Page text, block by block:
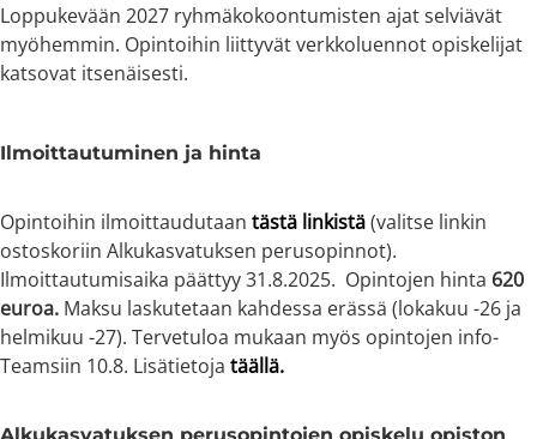
Loppukevään 2027 ryhmäkokoontumisten ajat selviävät
myöhemmin. Opintoihin liittyvät verkkoluennot opiskelijat
katsovat itsenäisesti.
Ilmoittautuminen ja hinta
Opintoihin ilmoittaudutaan tästä linkistä(valitse linkin
ostoskoriin Alkukasvatuksen perusopinnot).
Ilmoittautumisaika päättyy 31.8.2025. Opintojen hinta 620
euroa. Maksu laskutetaan kahdessa erässä (lokakuu -26 ja
helmikuu -27). Tervetuloa mukaan myös opintojen info-
Teamsiin 10.8. Lisätietoja täällä.